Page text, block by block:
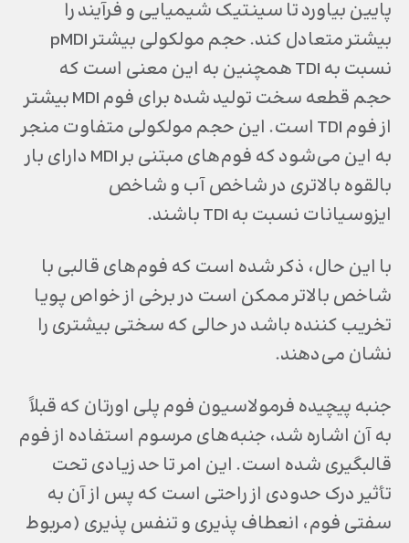
پایین بیاورد تا سینتیک شیمیایی و فرآیند را
بیشتر متعادل کند. حجم مولکولی بیشتر pMDI
نسبت به TDI همچنین به این معنی است که
حجم قطعه سخت تولید شده برای فوم MDI بیشتر
از فوم TDI است. این حجم مولکولی متفاوت منجر
به این می‌شود که فوم‎‌‎های مبتنی بر MDI دارای بار
بالقوه بالاتری در شاخص آب و شاخص
ایزوسیانات نسبت به TDI باشند.
با این حال، ذکر شده است که فوم‌های قالبی با
شاخص بالاتر ممکن است در برخی از خواص پویا
تخریب کننده باشد در حالی که سختی بیشتری را
نشان می‌‎دهند.
جنبه پیچیده فرمولاسیون فوم پلی اورتان که قبلاً
به آن اشاره شد، جنبه‌های مرسوم استفاده از فوم
قالبگیری شده است. این امر تا حد زیادی تحت
تأثیر درک حدودی از راحتی است که پس از آن به
سفتی فوم، انعطاف پذیری و تنفس پذیری (مربوط